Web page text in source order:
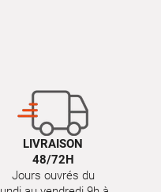
LIVRAISON
48/72H
Jours ouvrés du